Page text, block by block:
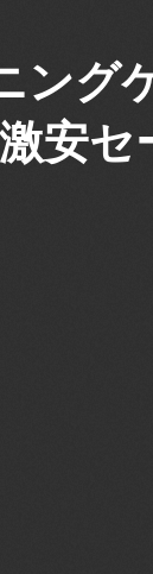
ング
安セ